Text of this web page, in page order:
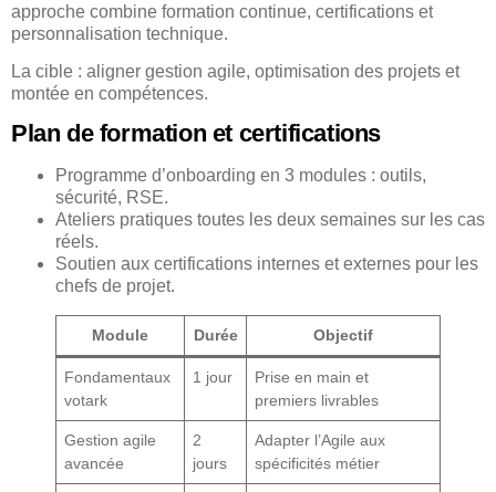
approche combine formation continue, certifications et
personnalisation technique.
La cible : aligner gestion agile, optimisation des projets et
montée en compétences.
Plan de formation et certifications
Programme d’onboarding en 3 modules : outils,
sécurité, RSE.
Ateliers pratiques toutes les deux semaines sur les cas
réels.
Soutien aux certifications internes et externes pour les
chefs de projet.
Module Durée Objectif
Fondamentaux
votark
1 jour
Prise en main et
premiers livrables
Gestion agile
avancée
2
jours
Adapter l’Agile aux
spécificités métier